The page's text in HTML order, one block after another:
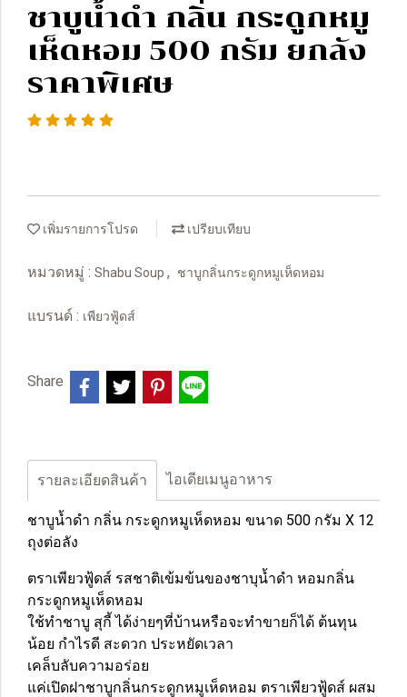
ชาบูน้ำดำ กลิ่น กระดูกหมู
เห็ดหอม 500 กรัม ยกลัง
ราคาพิเศษ
เพิ่มรายการโปรด เปรียบเทียบ
หมวดหมู่ : Shabu Soup , ชาบูกลิ่นกระดูกหมูเห็ดหอม
แบรนด์ : เพียวฟู้ดส์
Share
รายละเอียดสินค้า ไอเดียเมนูอาหาร
ชาบูน้ำดำ กลิ่น กระดูกหมูเห็ดหอม ขนาด 500 กรัม X 12
ถุงต่อลัง
ตราเพียวฟู้ดส์ รสชาติเข้มข้นของชาบุน้ำดำ หอมกลิ่น
กระดูกหมูเห็ดหอม
ใช้ทำชาบู สุกี้ ได้ง่ายๆที่บ้านหรือจะทำขายก็ได้ ต้นทุน
น้อย กำไรดี สะดวก ประหยัดเวลา
เคล็บลับความอร่อย
แค่เปิดฝาชาบูกลิ่นกระดูกหมูเห็ดหอม ตราเพียวฟู้ดส์ ผสม